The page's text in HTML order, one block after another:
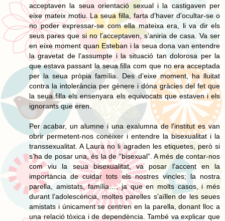
acceptaven la seua orientació sexual i la castigaven per
eixe mateix motiu. La seua filla, farta d'haver d'ocultar-se o
no poder expressar-se com ella mateixa era, li va dir els
seus pares que si no l’acceptaven, s’aniria de casa. Va ser
en eixe moment quan Esteban i la seua dona van entendre
la gravetat de l’assumpte i la situació tan dolorosa per la
que estava passant la seua filla com que no era acceptada
per la seua pròpia família. Des d’eixe moment, ha lluitat
contra la intolerància per gènere i dóna gràcies del fet que
la seua filla els ensenyara els equivocats que estaven i els
ignorants que eren.
Per acabar, un alumne i una exalumna de l'institut es van
obrir permetent-nos conéixer i entendre la bisexualitat i la
transsexualitat. A Laura no li agraden les etiquetes, però si
s’ha de posar una, és la de “bisexual”. A més de contar-nos
com viu la seua bisexualitat, va posar l'accent en la
importància de cuidar tots els nostres vincles; la nostra
parella, amistats, família…, ja que en molts casos, i més
durant l’adolescència, moltes parelles s’aïllen de les seues
amistats i únicament se centren en la parella, donant lloc a
una relació tòxica i de dependència. També va explicar que